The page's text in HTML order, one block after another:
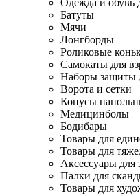
Одежда и обувь
Батуты
Мячи
Лонгборды
Роликовые
Самокаты для
Наборы защиты
Ворота и сетки
Конусы
Медицинболы
Бодибары
Товары для
Товары для
Аксессуары
Палки для
Товары для